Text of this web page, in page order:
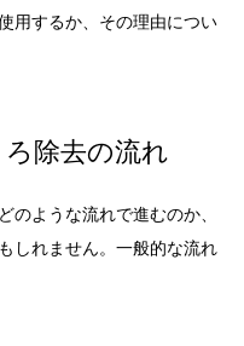
用するか、その理由につい
除去の流れ
のような流れで進むのか、
しれません。一般的な流れ